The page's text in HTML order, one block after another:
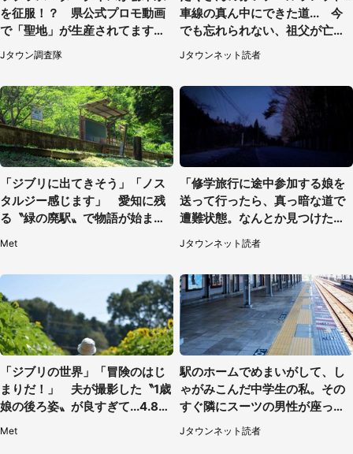
を征服！？ 県公式プロモ動画
で「聖地」が生産されてます【7
／31～1／31】
Jタウン調査隊
車線の真ん中にできた道... 今
でも忘れられない、祖父が亡く
なった夜に見た光景（30代女
性）
Jタウンネット読者
「ジブリに出てきそう」「ノス
タルジー感じます」 愛知に残
る〝緑の廃駅〟で物語が始まり
Met
「修学旅行に途中参加する娘を
送って行ったら、真っ暗な道で
遭難状態。なんとか見つけた民
家に助けを求めると、住人の男
性が...」
Jタウンネット読者
「ジブリの世界」「冒険のはじ
まりだ！」 夫が撮影した〝1歳
娘の後ろ姿〟が良すぎて...4.8万
Met
駅のホームでめまいがして、し
ゃがみこんだ中学生の私。その
すぐ隣にスーツの男性が座って
きて（千葉県・20代女性）
Jタウンネット読者